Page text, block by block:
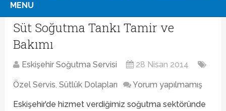
MENU
Soğutma Tankı Tamir ve Bakımı
Süt Soğutma Tankı Tamir ve
Bakımı
Eskişehir Soğutma Servisi 28 Nisan 2014
Özel Servis,Sütlük Dolapları Yorum yapılmamış
Eskişehir’de hizmet verdiğimiz soğutma sektöründe